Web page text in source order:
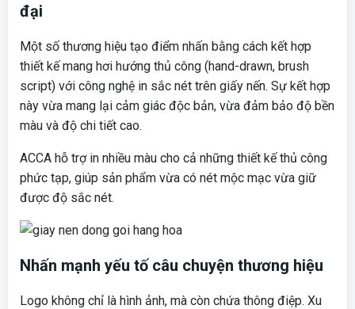
đại
Một số thương hiệu tạo điểm nhấn bằng cách kết hợp
thiết kế mang hơi hướng thủ công (hand-drawn, brush
script) với công nghệ in sắc nét trên giấy nến. Sự kết hợp
này vừa mang lại cảm giác độc bản, vừa đảm bảo độ bền
màu và độ chi tiết cao.
ACCA hỗ trợ in nhiều màu cho cả những thiết kế thủ công
phức tạp, giúp sản phẩm vừa có nét mộc mạc vừa giữ
được độ sắc nét.
Nhấn mạnh yếu tố câu chuyện thương hiệu
Logo không chỉ là hình ảnh, mà còn chứa thông điệp. Xu